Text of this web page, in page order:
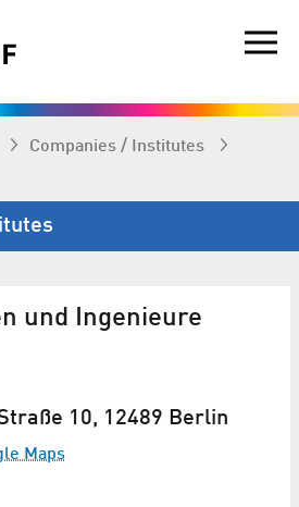
Companies / Institutes
und Ingenieure
10, 12489 Berlin
Maps